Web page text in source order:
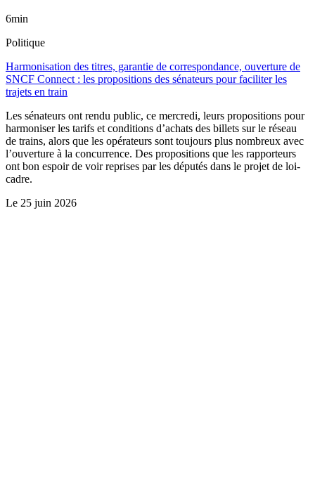
6min
Politique
Harmonisation des titres, garantie de correspondance, ouverture de
SNCF Connect : les propositions des sénateurs pour faciliter les
trajets en train
Les sénateurs ont rendu public, ce mercredi, leurs propositions pour
harmoniser les tarifs et conditions d’achats des billets sur le réseau
de trains, alors que les opérateurs sont toujours plus nombreux avec
l’ouverture à la concurrence. Des propositions que les rapporteurs
ont bon espoir de voir reprises par les députés dans le projet de loi-
cadre.
Le 25 juin 2026